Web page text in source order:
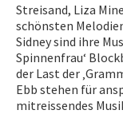
Voyages et
Streisand, Liza
schönsten
Sidney sind ihre
Spinnenfrau‘
der Last der
Ebb stehen für
mitreissendes